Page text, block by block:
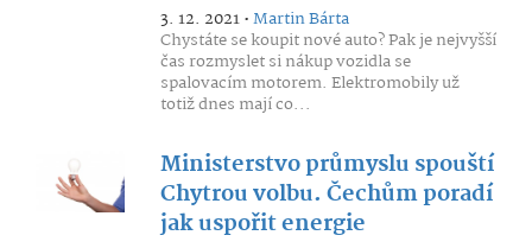
3. 12. 2021 •Martin Bárta
Chystáte se koupit nové auto? Pak je nejvyšší
čas rozmyslet si nákup vozidla se
spalovacím motorem. Elektromobily už
totiž dnes mají co...
Ministerstvo průmyslu spouští
Chytrou volbu. Čechům poradí
jak uspořit energie